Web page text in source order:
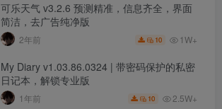
可乐天气 v3.2.6 预测精准，信息齐全，界面
简洁，去广告纯净版
2年前 10 1W+
My Diary v1.03.86.0324 | 带密码保护的私密
日记本，解锁专业版
1年前 10 2.5W+